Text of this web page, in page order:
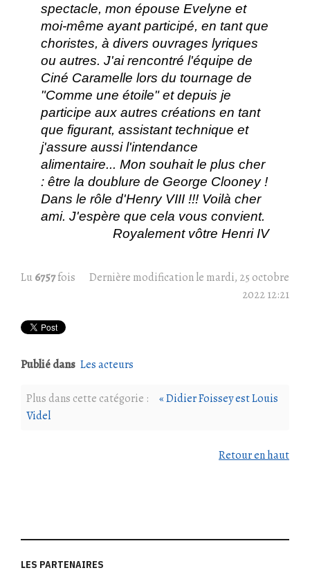
spectacle, mon épouse Evelyne et
moi-même ayant participé, en tant que
choristes, à divers ouvrages lyriques
ou autres. J'ai rencontré l'équipe de
Ciné Caramelle lors du tournage de
"Comme une étoile" et depuis je
participe aux autres créations en tant
que figurant, assistant technique et
j'assure aussi l'intendance
alimentaire... Mon souhait le plus cher
: être la doublure de George Clooney !
Dans le rôle d'Henry VIII !!! Voilà cher
ami. J'espère que cela vous convient.
Royalement vôtre Henri IV
Lu6757fois
Dernière modification le mardi, 25 octobre
2022 12:21
Publié dans Les acteurs
Plus dans cette catégorie :
« Didier Foissey est Louis
Videl
Retour en haut
LES PARTENAIRES